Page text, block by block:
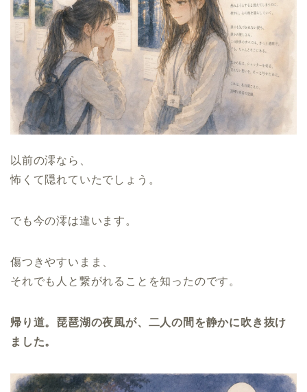
以前の澪なら、
怖くて隠れていたでしょう。
でも今の澪は違います。
傷つきやすいまま、
それでも人と繋がれることを知ったのです。
帰り道。琵琶湖の夜風が、二人の間を静かに吹き抜け
ました。